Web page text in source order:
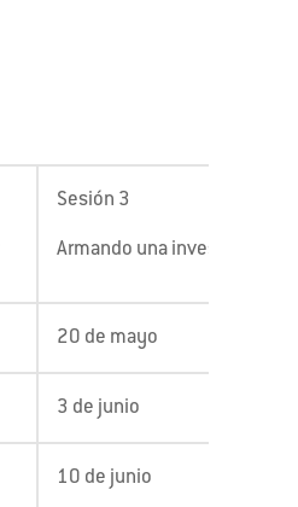
Sesión 3
Armando una investigación
20 de mayo
3 de junio
10 de junio